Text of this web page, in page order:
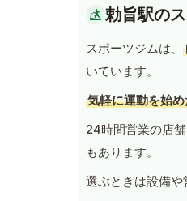
勅旨駅の
スポーツジムは、
いています。
気軽に運動を始
24時間営業の店
もあります。
選ぶときは設備や